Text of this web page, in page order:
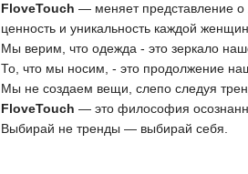
FloveTouch — меняет представление о
ценность и уникальность каждой
Мы верим, что одежда - это зеркало
То, что мы носим, - это продолжение
Мы не создаем вещи, слепо следуя
FloveTouch — это философия
Выбирай не тренды — выбирай себя.